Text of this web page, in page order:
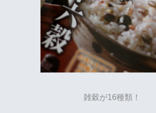
雑穀が16種類！